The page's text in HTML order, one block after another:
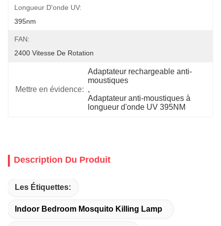
Longueur D'onde UV:
395nm
FAN:
2400 Vitesse De Rotation
Mettre en évidence:
Adaptateur rechargeable anti-
moustiques
,
Adaptateur anti-moustiques à
longueur d'onde UV 395NM
Description Du Produit
Les Étiquettes:
Indoor Bedroom Mosquito Killing Lamp